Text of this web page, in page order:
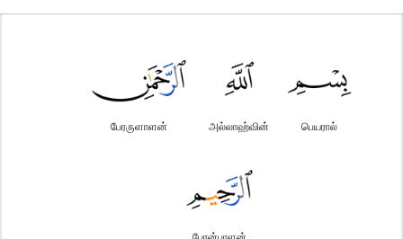
பெயரால்
அல்லாஹ்வின்
பேரருளாளன்